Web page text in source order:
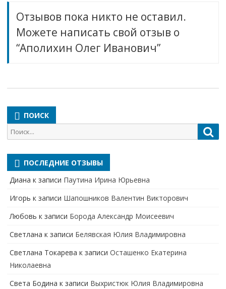
Отзывов пока никто не оставил.
Можете написать свой отзыв о
“Аполихин Олег Иванович”
ПОИСК
Поиск
для:
ПОСЛЕДНИЕ ОТЗЫВЫ
Диана к записи Паутина Ирина Юрьевна
Игорь к записи Шапошников Валентин Викторович
Любовь к записи Борода Александр Моисеевич
Светлана к записи Белявская Юлия Владимировна
Cветлана Токарева к записи Осташенко Екатерина
Николаевна
Света Бодина к записи Выхристюк Юлия Владимировна